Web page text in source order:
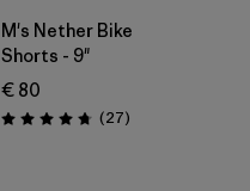
M's Nether Bike
Shorts - 9"
€ 80
Bewertung: 4.8 / 5
(27Rezensionen
)